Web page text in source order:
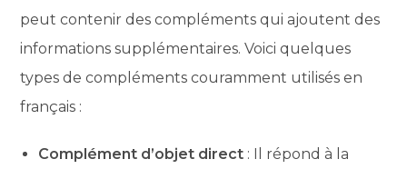
peut contenir des compléments qui ajoutent des
informations supplémentaires. Voici quelques
types de compléments couramment utilisés en
français :
Complément d’objet direct : Il répond à la